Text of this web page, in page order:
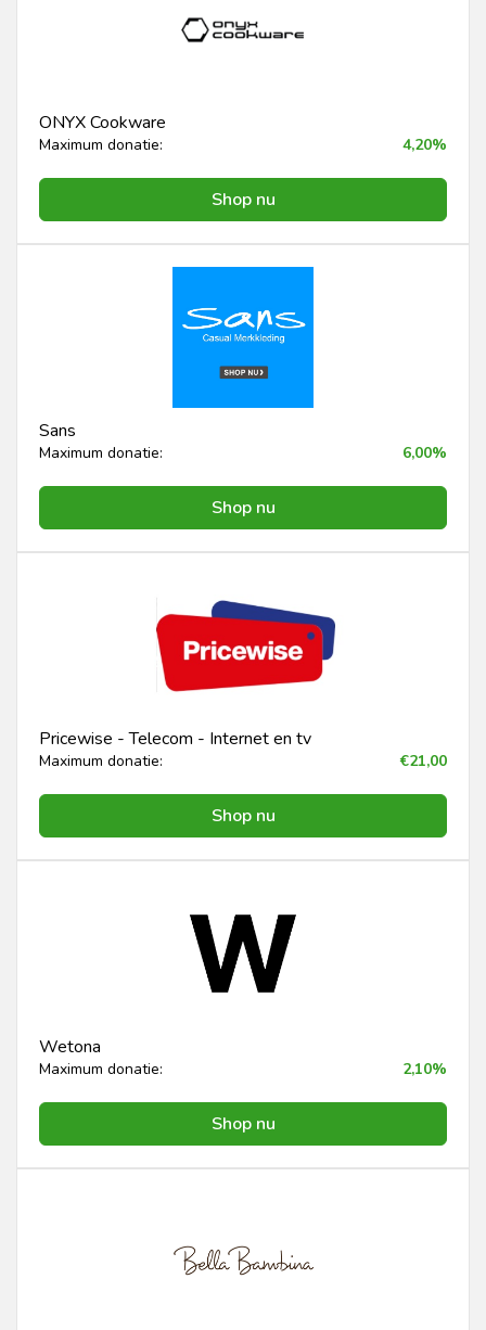
ONYX Cookware
Maximum donatie: 4,20%
Shop nu
Sans
Maximum donatie: 6,00%
Shop nu
Pricewise - Telecom - Internet en tv
Maximum donatie: €21,00
Shop nu
Wetona
Maximum donatie: 2,10%
Shop nu